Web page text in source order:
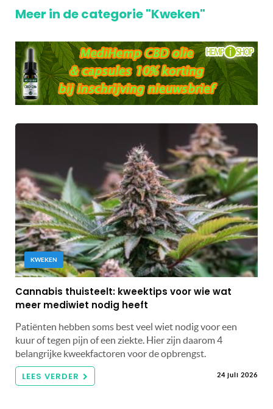
Meer in de categorie "Kweken"
KWEKEN
Cannabis thuisteelt: kweektips voor wie wat
meer mediwiet nodig heeft
Patiënten hebben soms best veel wiet nodig voor een
kuur of tegen pijn of een ziekte. Hier zijn daarom 4
belangrijke kweekfactoren voor de opbrengst.
LEES VERDER 24 juli 2026